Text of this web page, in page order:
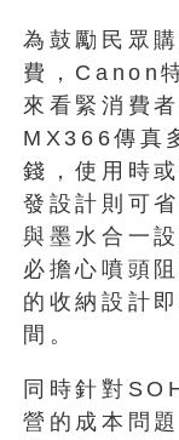
為鼓勵民眾
費，Canon
來看緊消費
MX366傳真
錢，使用時
發設計則可
與墨水合一
必擔心噴頭
的收納設計
間。
同時針對
營的成本問